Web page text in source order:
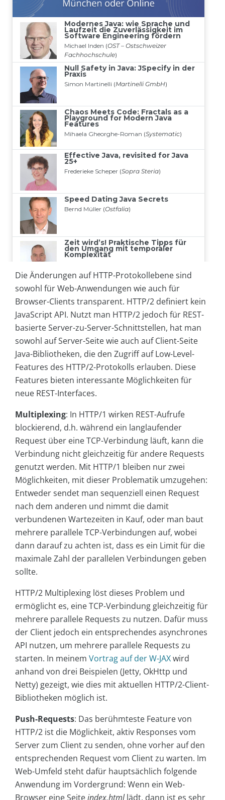
Die Änderungen auf HTTP-Protokollebene sind
sowohl für Web-Anwendungen wie auch für
Browser-Clients transparent. HTTP/2 definiert kein
JavaScript API. Nutzt man HTTP/2 jedoch für REST-
basierte Server-zu-Server-Schnittstellen, hat man
sowohl auf Server-Seite wie auch auf Client-Seite
Java-Bibliotheken, die den Zugriff auf Low-Level-
Features des HTTP/2-Protokolls erlauben. Diese
Features bieten interessante Möglichkeiten für
neue REST-Interfaces.
Multiplexing: In HTTP/1 wirken REST-Aufrufe
blockierend, d.h. während ein langlaufender
Request über eine TCP-Verbindung läuft, kann die
Verbindung nicht gleichzeitig für andere Requests
genutzt werden. Mit HTTP/1 bleiben nur zwei
Möglichkeiten, mit dieser Problematik umzugehen:
Entweder sendet man sequenziell einen Request
nach dem anderen und nimmt die damit
verbundenen Wartezeiten in Kauf, oder man baut
mehrere parallele TCP-Verbindungen auf, wobei
dann darauf zu achten ist, dass es ein Limit für die
maximale Zahl der parallelen Verbindungen geben
sollte.
HTTP/2 Multiplexing löst dieses Problem und
ermöglicht es, eine TCP-Verbindung gleichzeitig für
mehrere parallele Requests zu nutzen. Dafür muss
der Client jedoch ein entsprechendes asynchrones
API nutzen, um mehrere parallele Requests zu
starten. In meinem Vortrag auf der W-JAXwird
anhand von drei Beispielen (Jetty, OkHttp und
Netty) gezeigt, wie dies mit aktuellen HTTP/2-Client-
Bibliotheken möglich ist.
Push-Requests: Das berühmteste Feature von
HTTP/2 ist die Möglichkeit, aktiv Responses vom
Server zum Client zu senden, ohne vorher auf den
entsprechenden Request vom Client zu warten. Im
Web-Umfeld steht dafür hauptsächlich folgende
Anwendung im Vordergrund: Wenn ein Web-
Browser eine Seiteindex.htmllädt, dann ist es sehr